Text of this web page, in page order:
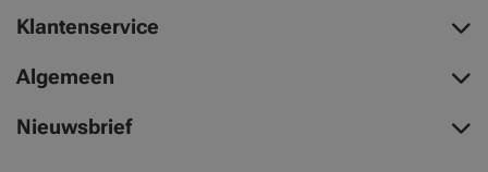
Klantenservice
Algemeen
Nieuwsbrief